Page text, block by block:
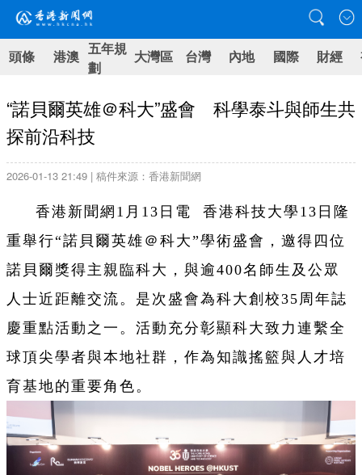
頭條 港澳 五年規
劃
大灣區 台灣 內地 國際 財經
“諾貝爾英雄＠科大”盛會 科學泰斗與師生共
探前沿科技
2026-01-13 21:49 | 稿件來源：香港新聞網
香港新聞網1月13日電 香港科技大學13日隆
重舉行“諾貝爾英雄＠科大”學術盛會，邀得四位
諾貝爾獎得主親臨科大，與逾400名師生及公眾
人士近距離交流。是次盛會為科大創校35周年誌
慶重點活動之一。活動充分彰顯科大致力連繫全
球頂尖學者與本地社群，作為知識搖籃與人才培
育基地的重要角色。